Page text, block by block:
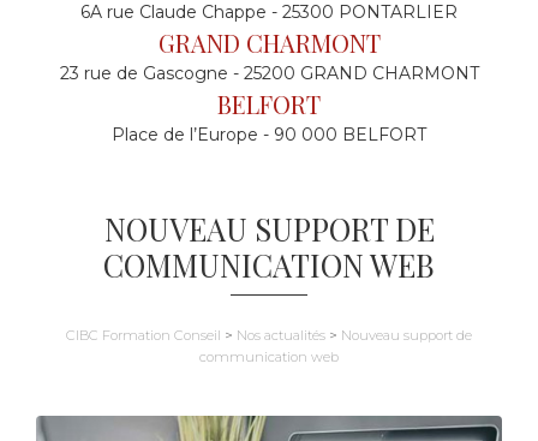
6A rue Claude Chappe - 25300 PONTARLIER
GRAND CHARMONT
23 rue de Gascogne - 25200 GRAND CHARMONT
BELFORT
Place de l’Europe - 90 000 BELFORT
NOUVEAU SUPPORT DE
COMMUNICATION WEB
CIBC Formation Conseil > Nos actualités > Nouveau support de
communication web